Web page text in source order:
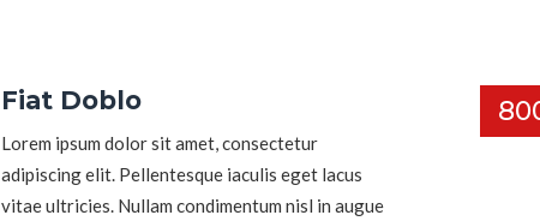
Fiat Doblo
Lorem ipsum dolor sit amet, consectetur
adipiscing elit. Pellentesque iaculis eget lacus
vitae ultricies. Nullam condimentum nisl in augue